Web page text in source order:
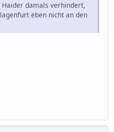
damals verhindert,
eben nicht an den